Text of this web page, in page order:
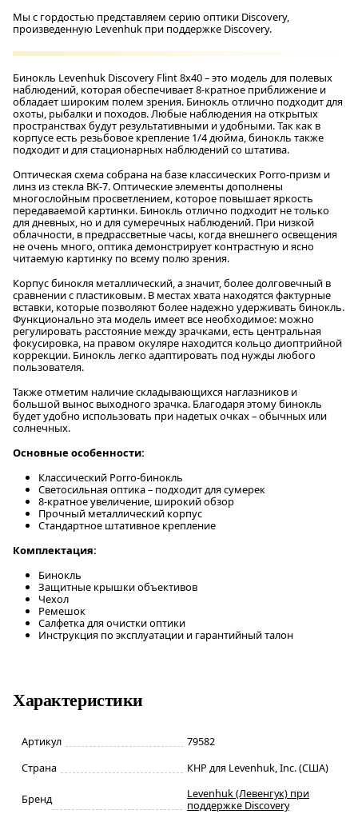
Мы с гордостью представляем серию оптики Discovery,
произведенную Levenhuk при поддержке Discovery.
Бинокль Levenhuk Discovery Flint 8x40 – это модель для полевых
наблюдений, которая обеспечивает 8-кратное приближение и
обладает широким полем зрения. Бинокль отлично подходит для
охоты, рыбалки и походов. Любые наблюдения на открытых
пространствах будут результативными и удобными. Так как в
корпусе есть резьбовое крепление 1/4 дюйма, бинокль также
подходит и для стационарных наблюдений со штатива.
Оптическая схема собрана на базе классических Porro-призм и
линз из стекла BK-7. Оптические элементы дополнены
многослойным просветлением, которое повышает яркость
передаваемой картинки. Бинокль отлично подходит не только
для дневных, но и для сумеречных наблюдений. При низкой
облачности, в предрассветные часы, когда внешнего освещения
не очень много, оптика демонстрирует контрастную и ясно
читаемую картинку по всему полю зрения.
Корпус бинокля металлический, а значит, более долговечный в
сравнении с пластиковым. В местах хвата находятся фактурные
вставки, которые позволяют более надежно удерживать бинокль.
Функционально эта модель имеет все необходимое: можно
регулировать расстояние между зрачками, есть центральная
фокусировка, на правом окуляре находится кольцо диоптрийной
коррекции. Бинокль легко адаптировать под нужды любого
пользователя.
Также отметим наличие складывающихся наглазников и
большой вынос выходного зрачка. Благодаря этому бинокль
будет удобно использовать при надетых очках – обычных или
солнечных.
Основные особенности:
Классический Porro-бинокль
Светосильная оптика – подходит для сумерек
8-кратное увеличение, широкий обзор
Прочный металлический корпус
Стандартное штативное крепление
Комплектация:
Бинокль
Защитные крышки объективов
Чехол
Ремешок
Салфетка для очистки оптики
Инструкция по эксплуатации и гарантийный талон
Характеристики
Артикул
79582
Страна
КНР для Levenhuk, Inc. (США)
Бренд
Levenhuk (Левенгук) при
поддержке Discovery